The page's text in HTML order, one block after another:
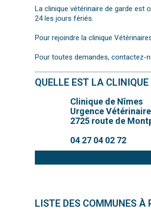
La clinique vétérinaire de garde est
24 les jours fériés.
Pour rejoindre la clinique
Pour toutes demandes, contactez-
QUELLE EST LA
Clinique de Nîmes
Urgence Vétérinaire
2725 route de
04 27 04 02 72
LISTE DES COMMUNES À